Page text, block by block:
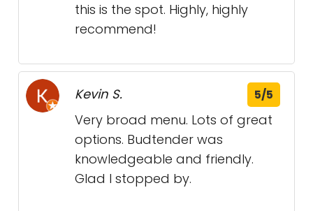
this is the spot. Highly, highly
recommend!
Kevin S. 5/5
Very broad menu. Lots of great
options. Budtender was
knowledgeable and friendly.
Glad I stopped by.